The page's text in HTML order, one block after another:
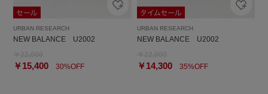
URBAN RESEARCH
NEW BALANCE U2002
￥15,400 30%OFF
URBAN RESEARCH
NEW BALANCE U2002
￥14,30035%OFF